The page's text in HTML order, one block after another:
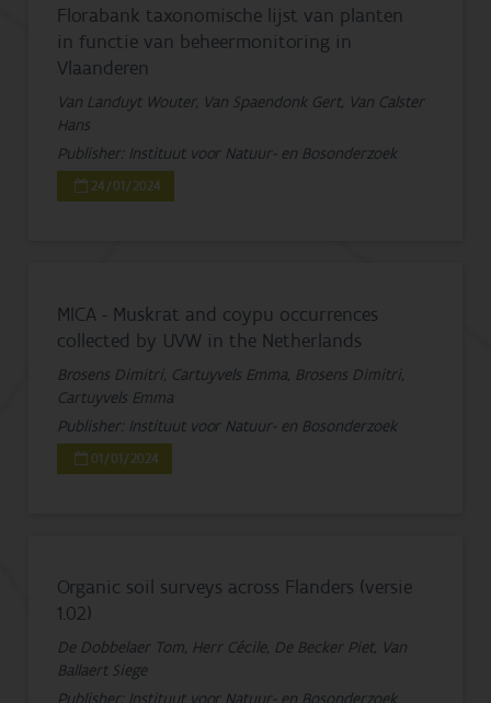
Florabank taxonomische lijst van planten
in functie van beheermonitoring in
Vlaanderen
Van Landuyt Wouter, Van Spaendonk Gert, Van Calster
Hans
Publisher: Instituut voor Natuur- en Bosonderzoek
24/01/2024
MICA - Muskrat and coypu occurrences
collected by UVW in the Netherlands
Brosens Dimitri, Cartuyvels Emma, Brosens Dimitri,
Cartuyvels Emma
Publisher: Instituut voor Natuur- en Bosonderzoek
01/01/2024
Organic soil surveys across Flanders (versie
1.02)
De Dobbelaer Tom, Herr Cécile, De Becker Piet, Van
Ballaert Siege